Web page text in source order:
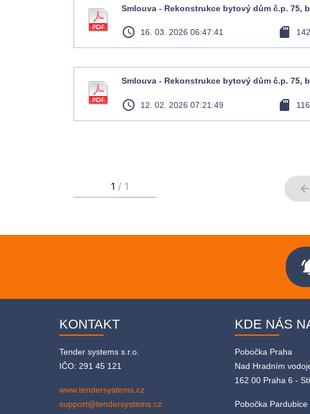
Smlouva - Rekonstrukce bytový dům č.p. 75,
access_time 16. 03. 2026 06:47:41 sd_card
Smlouva - Rekonstrukce bytový dům č.p. 75,
access_time 12. 02. 2026 07:21:49 sd_card
arrow_back
KONTAKT
Tender systems s.r.o.
IČO: 291 45 121
www.tendersystems.cz
support@tendersystems.cz
KDE NÁS
Pobočka Praha
Nad Hradním
162 00 Praha 6 -
Pobočka Pardubice